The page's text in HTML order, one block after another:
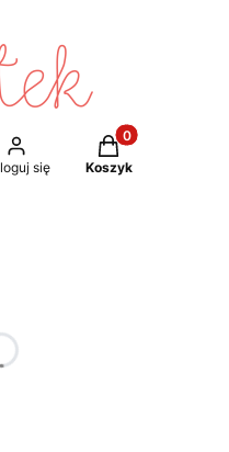
się
Produkty w
Koszyk